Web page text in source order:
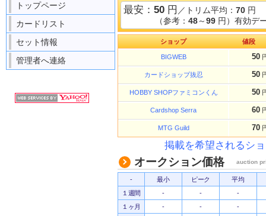
トップページ
カードリスト
セット情報
管理者へ連絡
最安： 50 円 ／トリム平均： 70 円
（参考： 48～99 円）有効デ
ショップ 値段
BIGWEB 50
カードショップ抜忍 50
HOBBY SHOPファミコンくん 50
Cardshop Serra 60
MTG Guild 70
掲載を希望されるシ
オークション価格 auction
- 最小 ピーク
平均
１週間
- -
-
１ヶ月
- -
-